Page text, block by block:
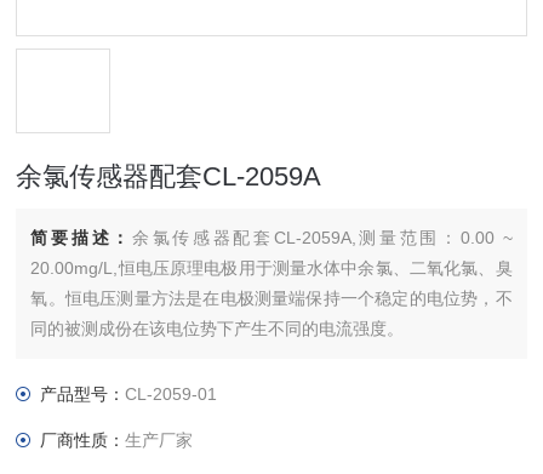
余氯传感器配套CL-2059A
简要描述： 余氯传感器配套CL-2059A,测量范围：0.00 ~
20.00mg/L,恒电压原理电极用于测量水体中余氯、二氧化氯、臭
氧。恒电压测量方法是在电极测量端保持一个稳定的电位势，不
同的被测成份在该电位势下产生不同的电流强度。
产品型号：CL-2059-01
厂商性质：生产厂家